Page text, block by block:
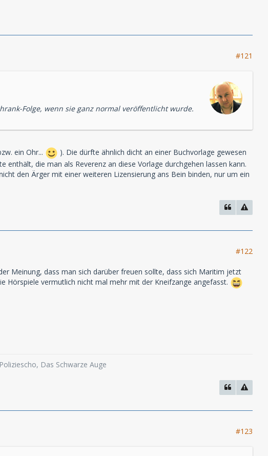
#121
Folge, wenn sie ganz normal veröffentlicht wurde.
ein Ohr...
). Die dürfte ähnlich dicht an einer Buchvorlage gewesen
die man als Reverenz an diese Vorlage durchgehen lassen kann.
den Ärger mit einer weiteren Lizensierung ans Bein binden, nur um ein
#122
Meinung, dass man sich darüber freuen sollte, dass sich Maritim jetzt
Hörspiele vermutlich nicht mal mehr mit der Kneifzange angefasst.
Das Schwarze Auge
#123